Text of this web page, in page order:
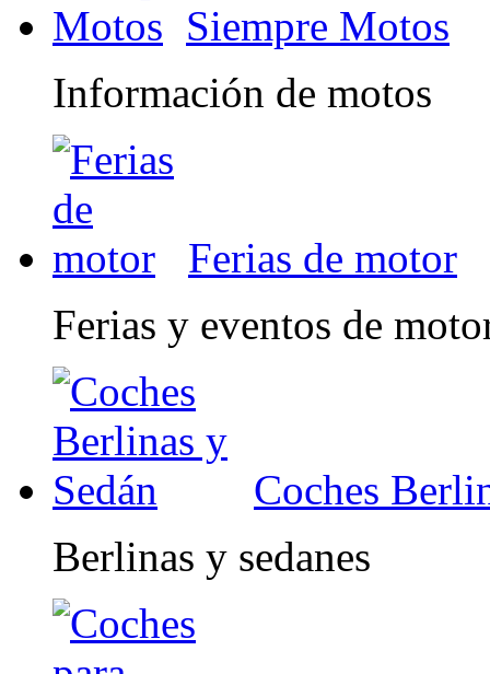
Siempre Motos
Información de motos
Ferias de motor
Ferias y eventos de
Coches
Berlinas y sedanes